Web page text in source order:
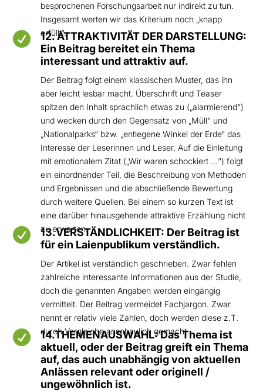
besprochenen Forschungsarbeit nur indirekt zu tun.
Insgesamt werten wir das Kriterium noch „knapp
erfüllt“.

12. ATTRAKTIVITÄT DER DARSTELLUNG:
Ein Beitrag bereitet ein Thema
interessant und attraktiv auf.
Der Beitrag folgt einem klassischen Muster, das ihn
aber leicht lesbar macht. Überschrift und Teaser
spitzen den Inhalt sprachlich etwas zu („alarmierend“)
und wecken durch den Gegensatz von „Müll“ und
„Nationalparks“ bzw. „entlegene Winkel der Erde“ das
Interesse der Leserinnen und Leser. Auf die Einleitung
mit emotionalem Zitat („Wir waren schockiert …“) folgt
ein einordnender Teil, die Beschreibung von Methoden
und Ergebnissen und die abschließende Bewertung
durch weitere Quellen. Bei einem so kurzen Text ist
eine darüber hinausgehende attraktive Erzählung nicht
zu erwarten.

13.VERSTÄNDLICHKEIT: Der Beitrag ist
für ein Laienpublikum verständlich.
Der Artikel ist verständlich geschrieben. Zwar fehlen
zahlreiche interessante Informationen aus der Studie,
doch die genannten Angaben werden eingängig
vermittelt. Der Beitrag vermeidet Fachjargon. Zwar
nennt er relativ viele Zahlen, doch werden diese z.T.
durch Vergleiche anschaulich gemacht.

14.THEMENAUSWAHL: Das Thema ist
aktuell, oder der Beitrag greift ein Thema
auf, das auch unabhängig von aktuellen
Anlässen relevant oder originell /
ungewöhnlich ist.